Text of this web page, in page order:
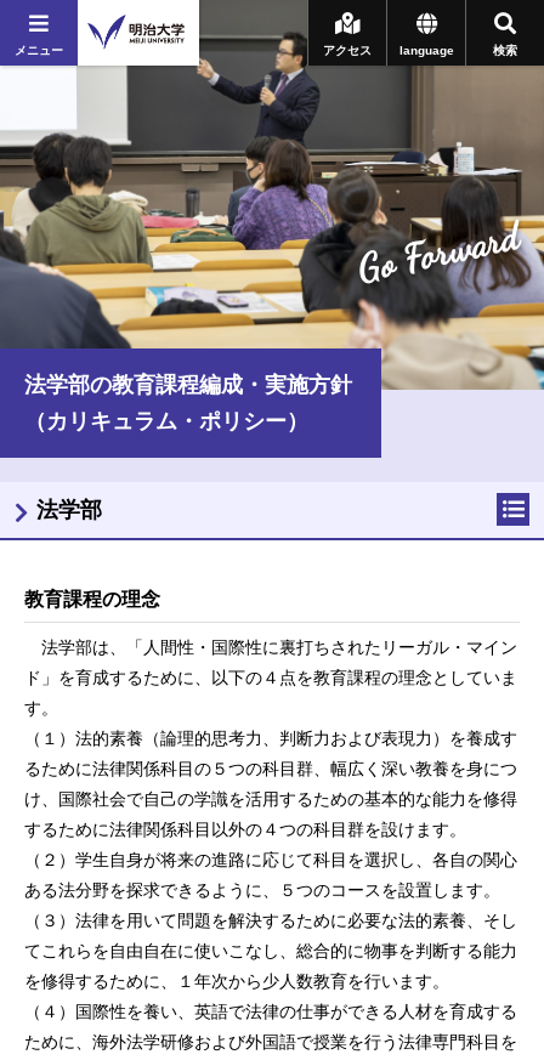
メニュー 検索
language
アクセス
Go Forward
法学部の教育課程編成・実施方針
（カリキュラム・ポリシー）
教育課程の理念
法学部は、「人間性・国際性に裏打ちされたリーガル・マイン
ド」を育成するために、以下の４点を教育課程の理念としていま
す。
（１）法的素養（論理的思考力、判断力および表現力）を養成す
るために法律関係科目の５つの科目群、幅広く深い教養を身につ
け、国際社会で自己の学識を活用するための基本的な能力を修得
するために法律関係科目以外の４つの科目群を設けます。
（２）学生自身が将来の進路に応じて科目を選択し、各自の関心
ある法分野を探求できるように、５つのコースを設置します。
（３）法律を用いて問題を解決するために必要な法的素養、そし
てこれらを自由自在に使いこなし、総合的に物事を判断する能力
を修得するために、１年次から少人数教育を行います。
（４）国際性を養い、英語で法律の仕事ができる人材を育成する
ために、海外法学研修および外国語で授業を行う法律専門科目を
法学部